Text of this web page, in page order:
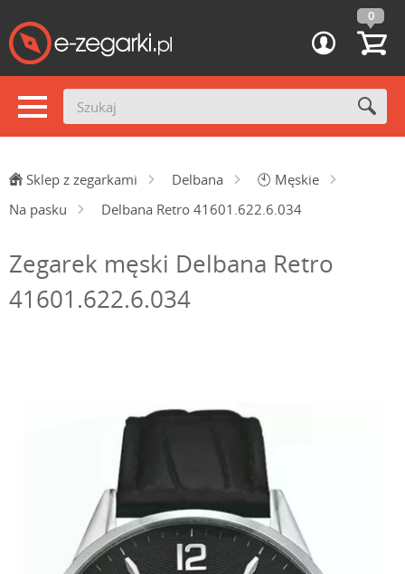
0
Sklep z zegarkami Delbana 🕙 Męskie
Na pasku
Delbana Retro 41601.622.6.034
Zegarek męski Delbana Retro
41601.622.6.034